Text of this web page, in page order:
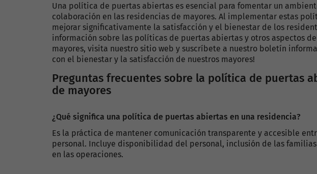
Una política de puertas abiertas es esencial para fomentar un
colaboración en las residencias de mayores. Al implementar estas
mejorar significativamente la satisfacción y el bienestar de los
información sobre las políticas de puertas abiertas y otros aspectos
mayores, visita nuestro sitio web y suscríbete a nuestro boletín
con el bienestar y la satisfacción de nuestros mayores!
Preguntas frecuentes sobre la política de puertas
de mayores
¿Qué significa una política de puertas abiertas en una residencia?
Es la práctica de mantener comunicación transparente y accesible
personal. Incluye disponibilidad del personal, inclusión de las
en las operaciones.